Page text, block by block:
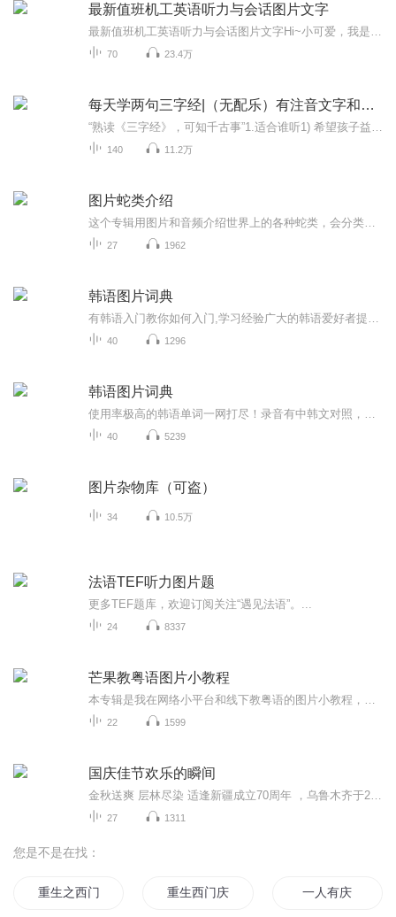
最新值班机工英语听力与会话图片文字
70 23.4万
每天学两句三字经|（无配乐）有注音文字和图片
140 11.2万
图片蛇类介绍
27 1962
韩语图片词典
40 1296
韩语图片词典
40 5239
图片杂物库（可盗）
34 10.5万
法语TEF听力图片题
更多TEF题库，欢迎订阅关注“遇见法语”。...
24 8337
芒果教粤语图片小教程
22 1599
国庆佳节欢乐的瞬间
27 1311
您是不是在找：
重生之西门庆 重生西门庆 一人有庆